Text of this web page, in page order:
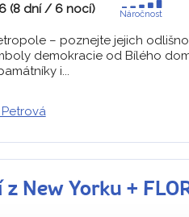
(8 dní / 6 nocí) Náročnost
– poznejte jejich
demokracie od Bílého
i...
New Yorku +